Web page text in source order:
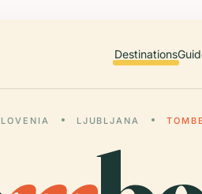
Destinations
LJUBLJANA